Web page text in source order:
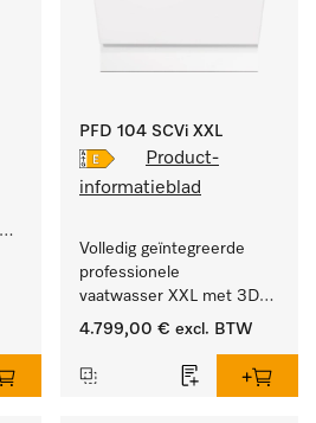
PFD 104 SCVi XXL
Product-
informatieblad
Volledig geïntegreerde
professionele
vaatwasser XXL met 3D-
MultiFlex-besteklade voor
serviesgoed thuis en in
bedrijfs- of spoelkeukens.
4.799,00 € excl. BTW